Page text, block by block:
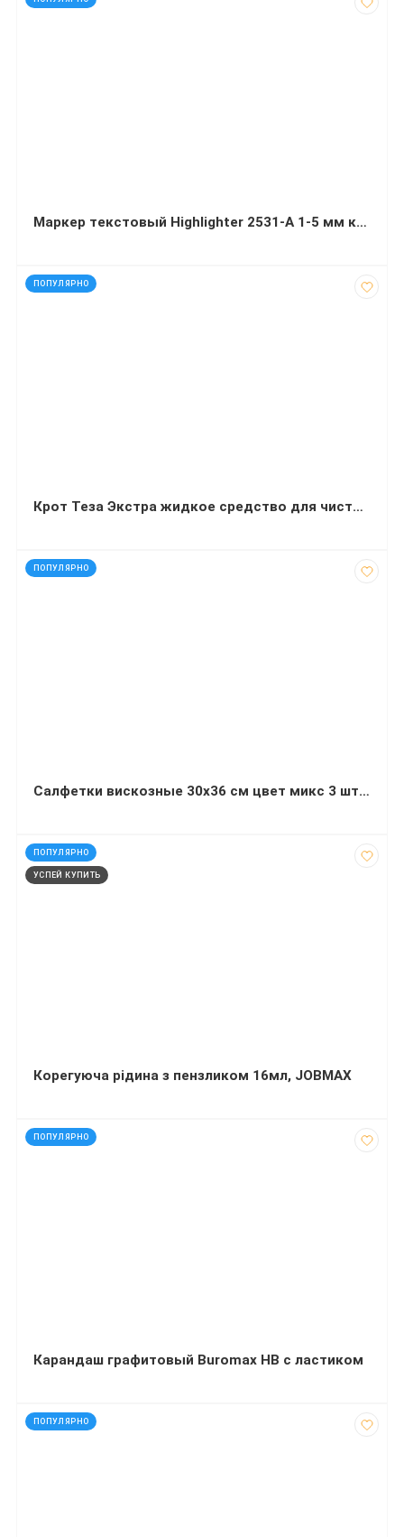
Маркер текстовый Highlighter 2531-A 1-5 мм клиновидный набор из 4-х цветов
ПОПУЛЯРНО
код: 92399
Крот Теза Экстра жидкое средство для чистки труб 900 мл
ПОПУЛЯРНО
код: 15019
Салфетки вискозные 30х36 см цвет микс 3 штуки
ПОПУЛЯРНО
УСПЕЙ КУПИТЬ
код: 1995
Корегуюча рідина з пензликом 16мл, JOBMAX
ПОПУЛЯРНО
код: 751
Карандаш графитовый Buromax НВ с ластиком
ПОПУЛЯРНО
код: 13423